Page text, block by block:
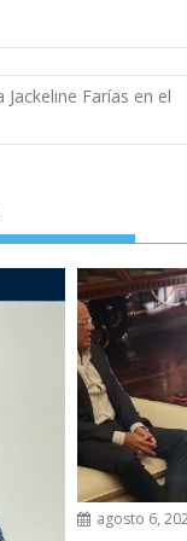
Farías en el
agosto 6,